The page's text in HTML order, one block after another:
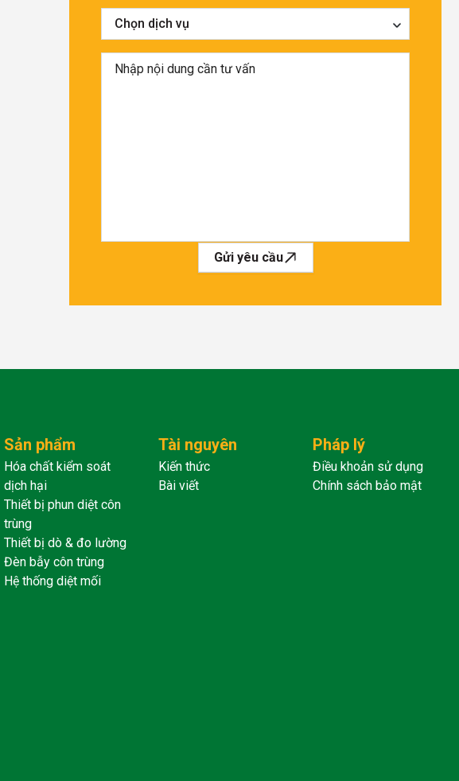
Chọn dịch vụ
Gửi yêu cầu
Sản phẩm
Hóa chất kiểm soát
dịch hại
Thiết bị phun diệt côn
trùng
Thiết bị dò & đo lường
Đèn bẫy côn trùng
Hệ thống diệt mối
Tài nguyên
Kiến thức
Bài viết
Pháp lý
Điều khoản sử dụng
Chính sách bảo mật